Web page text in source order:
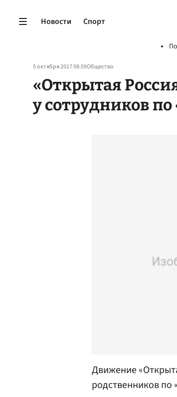
Новости Спорт
5 октября 2017 08:59Общество
«Открытая
у сотрудников
Движение
родственников по